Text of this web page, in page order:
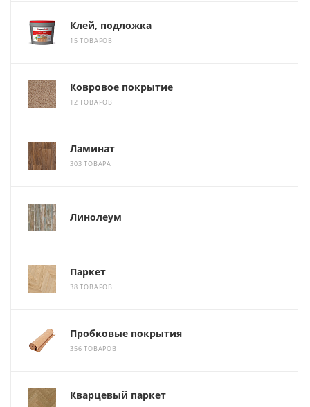
Клей, подложка
15 ТОВАРОВ
Ковровое покрытие
12 ТОВАРОВ
Ламинат
303 ТОВАРА
Линолеум
Паркет
38 ТОВАРОВ
Пробковые покрытия
356 ТОВАРОВ
Кварцевый паркет